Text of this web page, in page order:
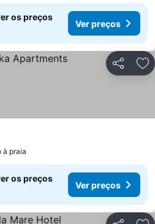
os preços
Ver preços
Partilhar
à praia
os preços
Ver preços